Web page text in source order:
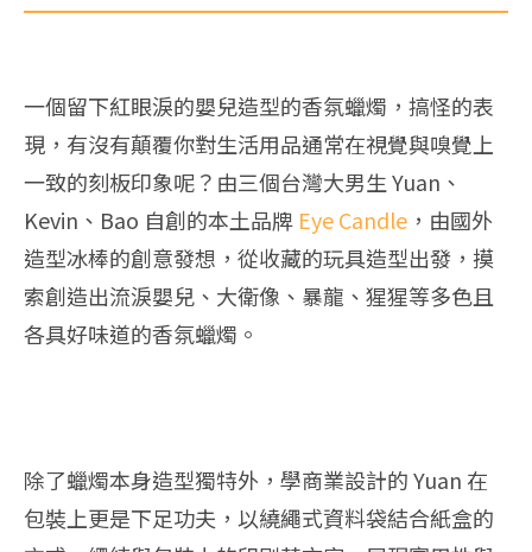
一個留下紅眼淚的嬰兒造型的香氛蠟燭，搞怪的表
現，有沒有顛覆你對生活用品通常在視覺與嗅覺上
一致的刻板印象呢？由三個台灣大男生 Yuan、
Kevin、Bao 自創的本土品牌 Eye Candle ，由國外
造型冰棒的創意發想，從收藏的玩具造型出發，摸
索創造出流淚嬰兒、大衛像、暴龍、猩猩等多色且
各具好味道的香氛蠟燭。
除了蠟燭本身造型獨特外，學商業設計的 Yuan 在
包裝上更是下足功夫，以繞繩式資料袋結合紙盒的